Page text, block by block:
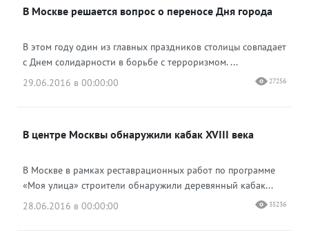
В Москве решается вопрос о переносе Дня города
В этом году один из главных праздников столицы совпадает
с Днем солидарности в борьбе с терроризмом. ...
29.06.2016 в 00:00:00
27256
В центре Москвы обнаружили кабак XVIII века
В Москве в рамках реставрационных работ по программе
«Моя улица» строители обнаружили деревянный кабак...
28.06.2016 в 00:00:00
35236